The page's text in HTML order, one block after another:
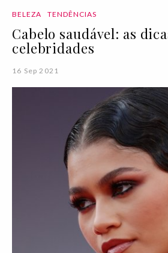
BELEZA TENDÊNCIAS
Cabelo saudável: as
celebridades
16 Sep 2021